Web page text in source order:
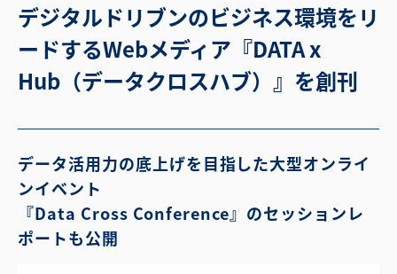
デジタルドリブンのビジネス環境をリ
ードするWebメディア『DATA x
Hub（データクロスハブ）』を創刊
データ活用力の底上げを目指した大型オンライ
ンイベント
『Data Cross Conference』のセッションレ
ポートも公開